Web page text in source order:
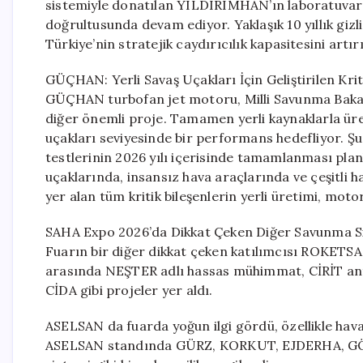
sistemiyle donatılan YILDIRIMHAN’ın
doğrultusunda devam ediyor. Yaklaşık 10 yıllık
Türkiye’nin stratejik caydırıcılık kapasitesini
GÜÇHAN: Yerli Savaş Uçakları İçin Geliştirilen
GÜÇHAN turbofan jet motoru, Milli Savunma
diğer önemli proje. Tamamen yerli kaynaklarla
uçakları seviyesinde bir performans hedefliyor.
testlerinin 2026 yılı içerisinde tamamlanması
uçaklarında, insansız hava araçlarında ve çeşitli
yer alan tüm kritik bileşenlerin yerli üretimi,
SAHA Expo 2026’da Dikkat Çeken Diğer Savunma
Fuarın bir diğer dikkat çeken katılımcısı
arasında NEŞTER adlı hassas mühimmat,
CİDA gibi projeler yer aldı.
ASELSAN da fuarda yoğun ilgi gördü, özellikle
ASELSAN standında GÜRZ, KORKUT,